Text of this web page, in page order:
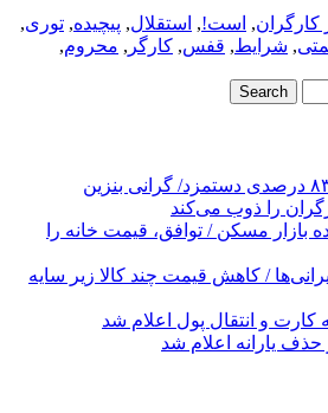
کارگران, است!, استقلال, پیچیده, توری,
, شرایط, قفس, کارگر , محروم,
عقب‌ماندگی ۶۸ تا ۸۳ درصدی دستمزد/ گرانی بنزین
را ذوب می‌کند
بازار مسکن / توافق، قیمت خانه را
/ کاهش قیمت چند کالا زیر سایه
و انتقال پول اعلام شد
یارانه اعلام شد